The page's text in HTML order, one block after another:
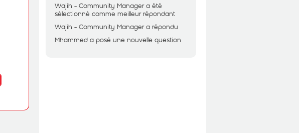
Wajih - Community Manager a été
sélectionné comme meilleur répondant
Wajih - Community Manager a répondu
Mhammed a posé une nouvelle question